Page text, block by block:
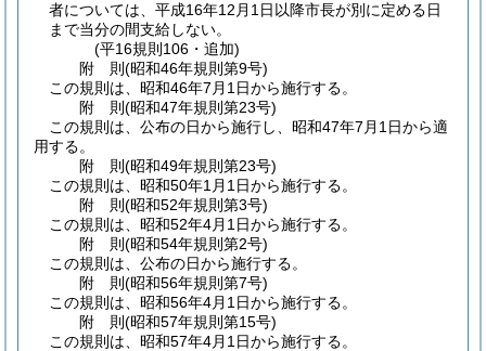
者については、平成16年12月1日以降市長が別に定める日
まで当分の間支給しない。
(平16規則106・追加)
附 則(昭和46年規則第9号)
この規則は、昭和46年7月1日から施行する。
附 則(昭和47年規則第23号)
この規則は、公布の日から施行し、昭和47年7月1日から適
用する。
附 則(昭和49年規則第23号)
この規則は、昭和50年1月1日から施行する。
附 則(昭和52年規則第3号)
この規則は、昭和52年4月1日から施行する。
附 則(昭和54年規則第2号)
この規則は、公布の日から施行する。
附 則(昭和56年規則第7号)
この規則は、昭和56年4月1日から施行する。
附 則(昭和57年規則第15号)
この規則は、昭和57年4月1日から施行する。